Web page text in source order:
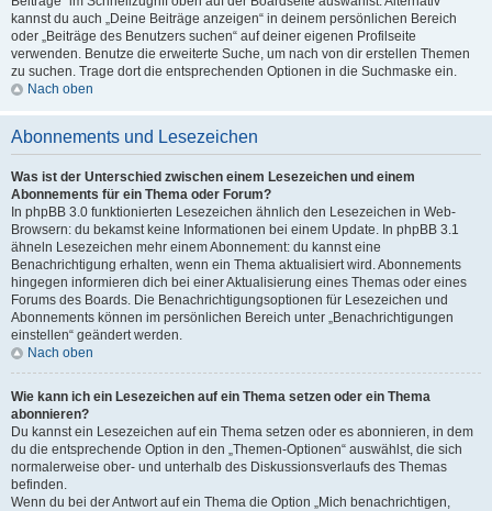
kannst du auch „Deine Beiträge anzeigen“ in deinem persönlichen Bereich
oder „Beiträge des Benutzers suchen“ auf deiner eigenen Profilseite
verwenden. Benutze die erweiterte Suche, um nach von dir erstellen Themen
zu suchen. Trage dort die entsprechenden Optionen in die Suchmaske ein.
Nach oben
Abonnements und Lesezeichen
Was ist der Unterschied zwischen einem Lesezeichen und einem
Abonnements für ein Thema oder Forum?
In phpBB 3.0 funktionierten Lesezeichen ähnlich den Lesezeichen in Web-
Browsern: du bekamst keine Informationen bei einem Update. In phpBB 3.1
ähneln Lesezeichen mehr einem Abonnement: du kannst eine
Benachrichtigung erhalten, wenn ein Thema aktualisiert wird. Abonnements
hingegen informieren dich bei einer Aktualisierung eines Themas oder eines
Forums des Boards. Die Benachrichtigungsoptionen für Lesezeichen und
Abonnements können im persönlichen Bereich unter „Benachrichtigungen
einstellen“ geändert werden.
Nach oben
Wie kann ich ein Lesezeichen auf ein Thema setzen oder ein Thema
abonnieren?
Du kannst ein Lesezeichen auf ein Thema setzen oder es abonnieren, in dem
du die entsprechende Option in den „Themen-Optionen“ auswählst, die sich
normalerweise ober- und unterhalb des Diskussionsverlaufs des Themas
befinden.
Wenn du bei der Antwort auf ein Thema die Option „Mich benachrichtigen,